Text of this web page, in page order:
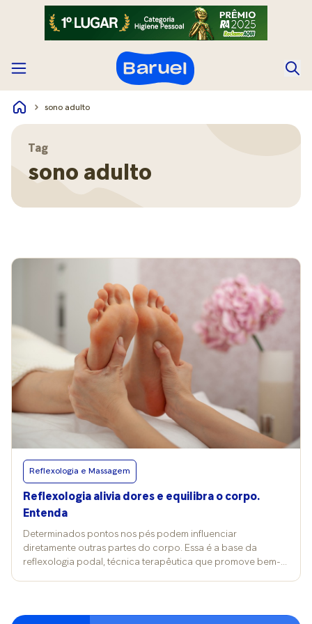
sono adulto
Tag
sono adulto
Reflexologia e Massagem
Reflexologia alivia dores e equilibra o corpo.
Entenda
Determinados pontos nos pés podem influenciar
diretamente outras partes do corpo. Essa é a base da
reflexologia podal, técnica terapêutica que promove bem-
benefícios para a saúde física e mental. Para entender mais,